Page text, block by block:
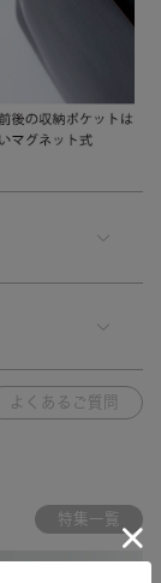
よくあるご質問
特集一覧